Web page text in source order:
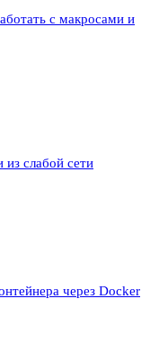
с макросами и
слабой сети
через Docker